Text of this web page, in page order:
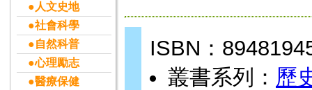
●人文史地
●社會科學
●自然科普
●心理勵志
●醫療保健
ISBN：
叢書系列： 歷